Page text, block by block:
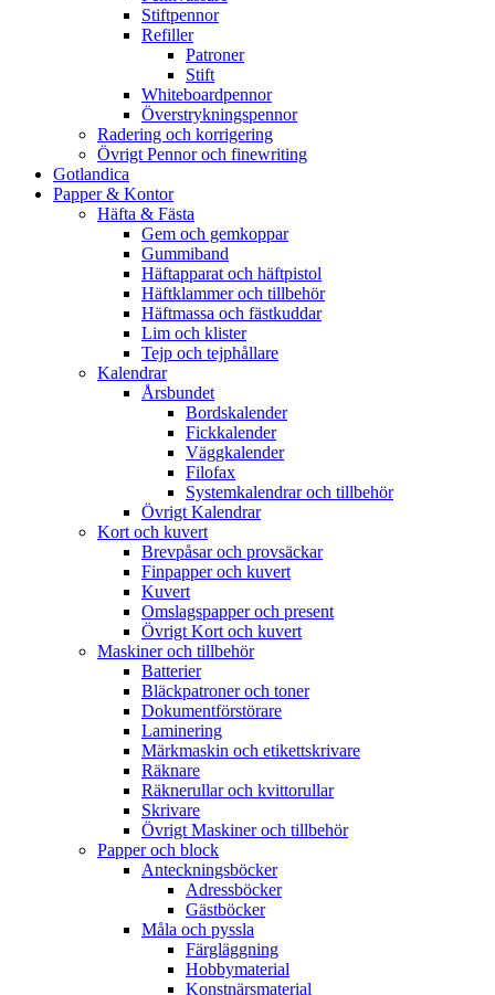
Stiftpennor
Refiller
Patroner
Stift
Whiteboardpennor
Överstrykningspennor
Radering och korrigering
Övrigt Pennor och finewriting
Gotlandica
Papper & Kontor
Häfta & Fästa
Gem och gemkoppar
Gummiband
Häftapparat och häftpistol
Häftklammer och tillbehör
Häftmassa och fästkuddar
Lim och klister
Tejp och tejphållare
Kalendrar
Årsbundet
Bordskalender
Fickkalender
Väggkalender
Filofax
Systemkalendrar och tillbehör
Övrigt Kalendrar
Kort och kuvert
Brevpåsar och provsäckar
Finpapper och kuvert
Kuvert
Omslagspapper och present
Övrigt Kort och kuvert
Maskiner och tillbehör
Batterier
Bläckpatroner och toner
Dokumentförstörare
Laminering
Märkmaskin och etikettskrivare
Räknare
Räknerullar och kvittorullar
Skrivare
Övrigt Maskiner och tillbehör
Papper och block
Anteckningsböcker
Adressböcker
Gästböcker
Måla och pyssla
Färgläggning
Hobbymaterial
Konstnärsmaterial